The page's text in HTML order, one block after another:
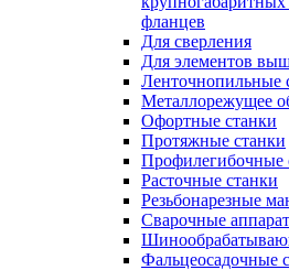
фланцев
Для сверления
Для элементов
Ленточнопильные
Металлорежущее
Офортные станки
Протяжные станки
Профилегибочные
Расточные станки
Резьбонарезные
Сварочные
Фальцеосадочные